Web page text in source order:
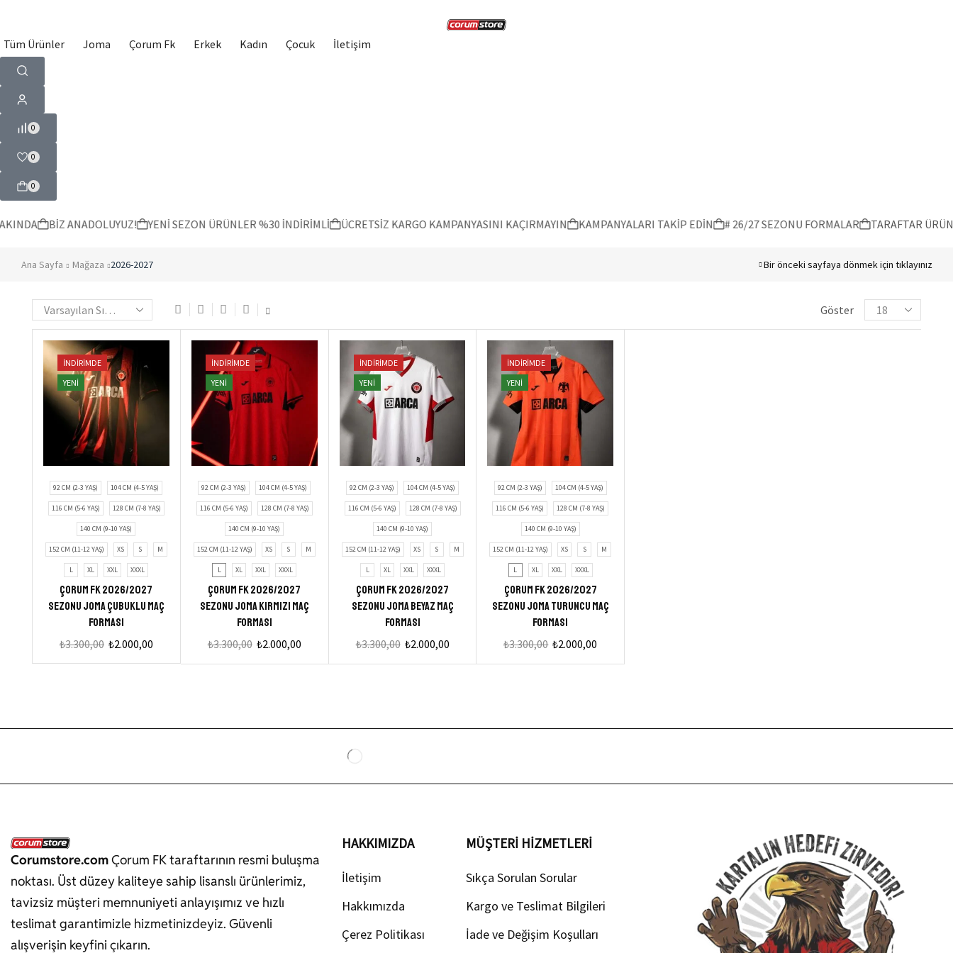
Tüm Ürünler Joma Çorum Fk Erkek Kadın Çocuk İletişim
0
0
0
BİZ ANADOLUYUZ! YENİ SEZON ÜRÜNLER %30 İNDİRİMLİ ÜCRETSİZ KARGO KAMPANYASINI KAÇIRMAYIN KAMPANYALARI TAKİP EDİN # 26/27 SEZONU FORMALAR TARAFTAR
Ana Sayfa Mağaza 2026-2027 Bir önceki sayfaya dönmek için tıklayınız
Göster
İNDIRIMDE
YENI
92 CM (2-3 YAŞ) 104 CM (4-5 YAŞ)
116 CM (5-6 YAŞ) 128 CM (7-8 YAŞ)
140 CM (9-10 YAŞ)
152 CM (11-12 YAŞ) XS S M
L XL XXL XXXL
Çorum FK 2026/2027
Sezonu Joma Çubuklu Maç
Forması
₺3.300,00 ₺2.000,00
İNDIRIMDE
YENI
92 CM (2-3 YAŞ) 104 CM (4-5 YAŞ)
116 CM (5-6 YAŞ) 128 CM (7-8 YAŞ)
140 CM (9-10 YAŞ)
152 CM (11-12 YAŞ) XS S M
L XL XXL XXXL
Çorum FK 2026/2027
Sezonu Joma Kırmızı Maç
Forması
₺3.300,00 ₺2.000,00
İNDIRIMDE
YENI
92 CM (2-3 YAŞ) 104 CM (4-5 YAŞ)
116 CM (5-6 YAŞ) 128 CM (7-8 YAŞ)
140 CM (9-10 YAŞ)
152 CM (11-12 YAŞ) XS S M
L XL XXL XXXL
Çorum FK 2026/2027
Sezonu Joma Beyaz Maç
Forması
₺3.300,00 ₺2.000,00
İNDIRIMDE
YENI
92 CM (2-3 YAŞ) 104 CM (4-5 YAŞ)
116 CM (5-6 YAŞ) 128 CM (7-8 YAŞ)
140 CM (9-10 YAŞ)
152 CM (11-12 YAŞ) XS S M
L XL XXL XXXL
Çorum FK 2026/2027
Sezonu Joma Turuncu Maç
Forması
₺3.300,00 ₺2.000,00
Corumstore.comÇorum FK taraftarının resmi buluşma
noktası. Üst düzey kaliteye sahip lisanslı ürünlerimiz,
tavizsiz müşteri memnuniyeti anlayışımız ve hızlı
teslimat garantimizle hizmetinizdeyiz. Güvenli
alışverişin keyfini çıkarın.
HAKKIMIZDA
İletişim
Hakkımızda
Çerez Politikası
MÜŞTERI HIZMETLERI
Sıkça Sorulan Sorular
Kargo ve Teslimat Bilgileri
İade ve Değişim Koşulları